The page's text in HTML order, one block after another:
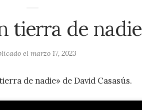
tierra de nadie
el marzo 17, 2023
de nadie» de David Casasús.